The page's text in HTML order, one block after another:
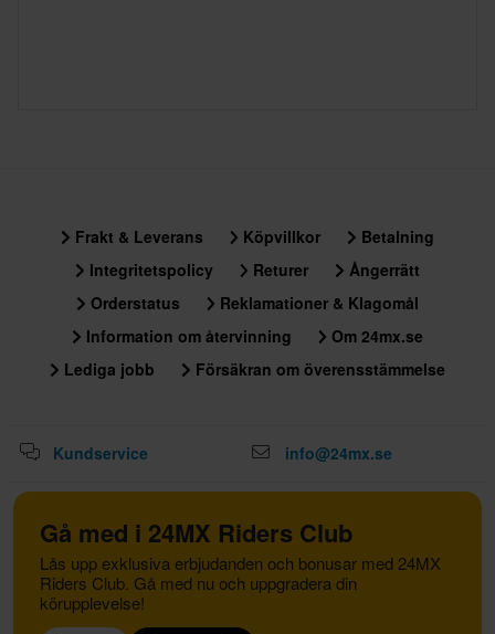
Frakt & Leverans Köpvillkor
Betalning
Integritetspolicy
Returer
Ångerrätt
Orderstatus
Reklamationer & Klagomål
Information om återvinning
Om 24mx.se
Lediga jobb
Försäkran om överensstämmelse
Kundservice info@24mx.se
Gå med i 24MX Riders Club
Lås upp exklusiva erbjudanden och bonusar med 24MX
Riders Club. Gå med nu och uppgradera din
körupplevelse!